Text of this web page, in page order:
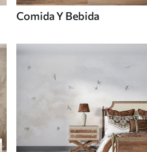
Comida Y Bebida